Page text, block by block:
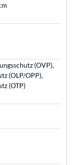
(OVP),
(OLP/OPP),
(OTP)